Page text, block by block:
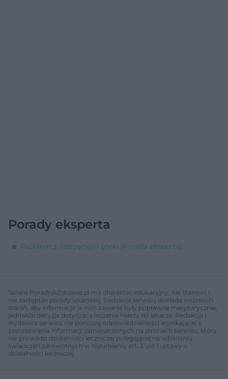
Porady eksperta
Problem z zaśnięciem córki [Porada eksperta]
Serwis PoradnikZdrowie.pl ma charakter edukacyjny, nie stanowi i
nie zastępuje porady lekarskiej. Redakcja serwisu dokłada wszelkich
starań, aby informacje w nim zawarte były poprawne merytorycznie,
jednakże decyzja dotycząca leczenia należy do lekarza. Redakcja i
wydawca serwisu nie ponoszą odpowiedzialności wynikającej z
zastosowania informacji zamieszczonych na stronach serwisu, który
nie prowadzi działalności leczniczej polegającej na udzielaniu
świadczeń zdrowotnych w rozumieniu art. 3 ust 1 ustawy o
działalności leczniczej.